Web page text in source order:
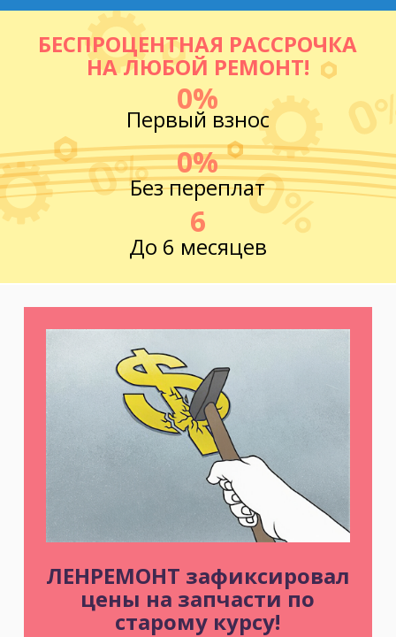
БЕСПРОЦЕНТНАЯ РАССРОЧКА
НА ЛЮБОЙ РЕМОНТ!
0%
Первый взнос
0%
Без переплат
6
До 6 месяцев
ЛЕНРЕМОНТ зафиксировал
цены на запчасти по
старому курсу!